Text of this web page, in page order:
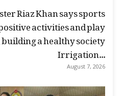
Riaz Khan says sports
activities and play
a healthy society
Irrigation...
August 7, 2026